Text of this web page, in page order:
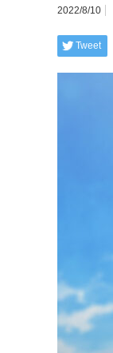
2022/8/10
Tweet